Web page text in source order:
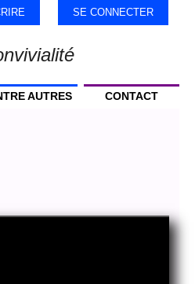
SE CONNECTER
AUTRES
CONTACT